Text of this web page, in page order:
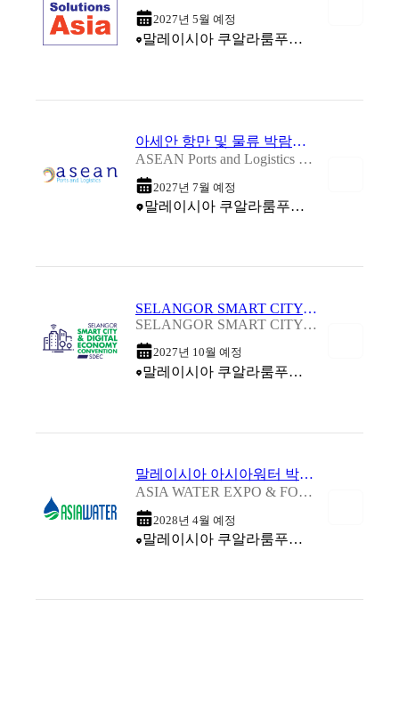
2027년 5월 예정
말레이시아 쿠알라룸푸르 (Kuala Lumpur Convention Centre (KLCC))
아세안 항만 및 물류 박람회 2027
ASEAN Ports and Logistics 2027
2027년 7월 예정
말레이시아 쿠알라룸푸르 (Sofitel Kuala Lumpur Damansara)
SELANGOR SMART CITY & DIGITAL ECONOMY CONVENTION 2027
SELANGOR SMART CITY & DIGITAL ECONOMY CONVENTION 2027
2027년 10월 예정
말레이시아 쿠알라룸푸르 (Kuala Lumpur Convention Centre (KLCC))
말레이시아 아시아워터 박람회 및 포럼 2028
ASIA WATER EXPO & FORUM 2028
2028년 4월 예정
말레이시아 쿠알라룸푸르 (Kuala Lumpur Convention Centre (KLCC))